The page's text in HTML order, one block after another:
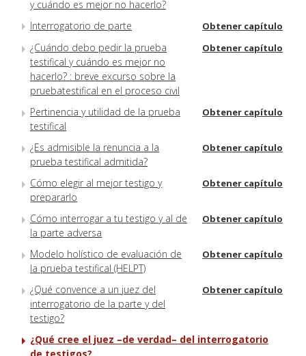
y cuándo es mejor no hacerlo?
Interrogatorio de parte Obtener capítulo
¿Cuándo debo pedir la prueba
testifical y cuándo es mejor no
hacerlo? : breve excurso sobre la
pruebatestifical en el proceso civil
Obtener capítulo
Pertinencia y utilidad de la prueba
testifical
Obtener capítulo
¿Es admisible la renuncia a la
prueba testifical admitida?
Obtener capítulo
Cómo elegir al mejor testigo y
prepararlo
Obtener capítulo
Cómo interrogar a tu testigo y al de
la parte adversa
Obtener capítulo
Modelo holístico de evaluación de
la prueba testifical (HELPT)
Obtener capítulo
¿Qué convence a un juez del
interrogatorio de la parte y del
testigo?
Obtener capítulo
¿Qué cree el juez –de verdad– del interrogatorio